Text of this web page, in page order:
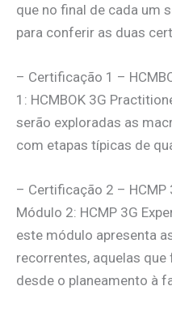
que no final de cada um
para conferir as duas
– Certificação 1 –
1: HCMBOK 3G
serão exploradas as
com etapas típicas de
– Certificação 2 –
Módulo 2: HCMP 3G
este módulo apresenta
recorrentes, aquelas
desde o planeamento à